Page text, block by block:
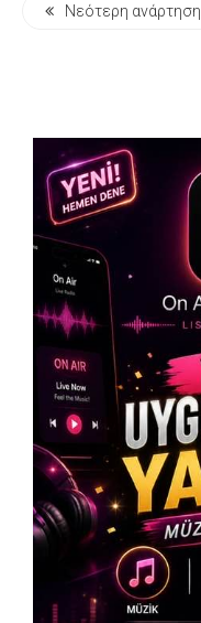
Νεότερη ανάρτηση